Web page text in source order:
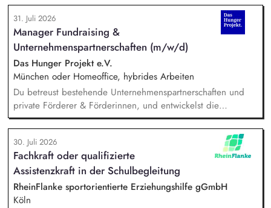
31. Juli 2026
Manager Fundraising &
Unternehmenspartnerschaften (m/w/d)
Das Hunger Projekt e.V.
München oder Homeoffice, hybrides Arbeiten
Du betreust bestehende Unternehmenspartnerschaften und
private Förderer & Förderinnen, und entwickelst die
Zusammenarbeit systematisch weiter. Du identifizierst neue
Unternehmen und Förderer & Förderinnen und sprichst sie
aktiv an. Du planst und setzt Fundraising-Maßnahmen
eigenständig um und verfolgst deren Ergebnisse. Du
arbeitest eng mit der Landesdirektion, dem Marketing und
unseren Programmkollegen zusammen.
30. Juli 2026
Fachkraft oder qualifizierte
Assistenzkraft in der Schulbegleitung
RheinFlanke sportorientierte Erziehungshilfe gGmbH
Köln